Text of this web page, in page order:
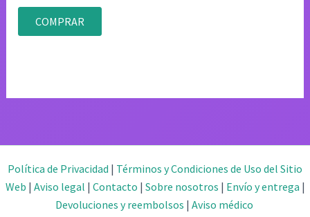
Valorado
4.83
de 5
COMPRAR
Política de Privacidad | Términos y Condiciones de Uso del Sitio
Web | Aviso legal | Contacto | Sobre nosotros | Envío y entrega |
Devoluciones y reembolsos | Aviso médico